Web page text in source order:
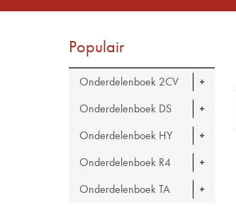
Populair
Onderdelenboek 2CV
Onderdelenboek DS
Onderdelenboek HY
Onderdelenboek R4
Onderdelenboek TA